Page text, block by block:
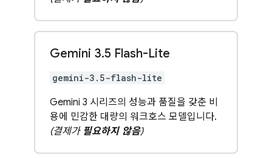
Gemini 3.5 Flash-Lite
gemini-3.5-flash-lite
Gemini 3 시리즈의 성능과 품질을 갖춘 비
용에 민감한 대량의 워크호스 모델입니다.
(결제가 필요하지 않음)